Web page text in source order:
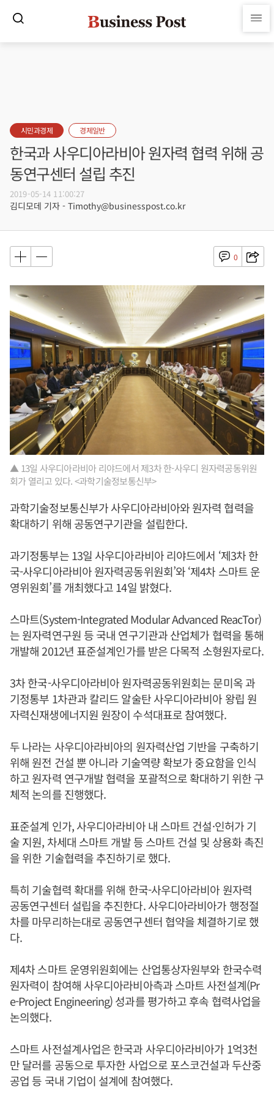
시민과경제 경제일반
한국과 사우디아라비아 원자력 협력 위해 공
동연구센터 설립 추진
2019-05-14 11:00:27
김디모데 기자 - Timothy@businesspost.co.kr
0
▲ 13일 사우디아라비아 리야드에서 제3차 한-사우디 원자력공동위원
회가 열리고 있다. <과학기술정보통신부>
과학기술정보통신부가 사우디아라비아와 원자력 협력을
확대하기 위해 공동연구기관을 설립한다.
과기정통부는 13일 사우디아라비아 리야드에서 ‘제3차 한
국-사우디아라비아 원자력공동위원회’와 ‘제4차 스마트 운
영위원회’를 개최했다고 14일 밝혔다.
스마트(System-Integrated Modular Advanced ReacTor)
는 원자력연구원 등 국내 연구기관과 산업체가 협력을 통해
개발해 2012년 표준설계인가를 받은 다목적 소형원자로다.
3차 한국-사우디아라비아 원자력공동위원회는 문미옥 과
기정통부 1차관과 칼리드 알술탄 사우디아라비아 왕립 원
자력신재생에너지원 원장이 수석대표로 참여했다.
두 나라는 사우디아라비아의 원자력산업 기반을 구축하기
위해 원전 건설 뿐 아니라 기술역량 확보가 중요함을 인식
하고 원자력 연구개발 협력을 포괄적으로 확대하기 위한 구
체적 논의를 진행했다.
표준설계 인가, 사우디아라비아 내 스마트 건설·인허가 기
술 지원, 차세대 스마트 개발 등 스마트 건설 및 상용화 촉진
을 위한 기술협력을 추진하기로 했다.
특히 기술협력 확대를 위해 한국-사우디아라비아 원자력
공동연구센터 설립을 추진한다. 사우디아라비아가 행정절
차를 마무리하는대로 공동연구센터 협약을 체결하기로 했
다.
제4차 스마트 운영위원회에는 산업통상자원부와 한국수력
원자력이 참여해 사우디아라비아측과 스마트 사전설계(Pr
e-Project Engineering) 성과를 평가하고 후속 협력사업을
논의했다.
스마트 사전설계사업은 한국과 사우디아라비아가 1억3천
만 달러를 공동으로 투자한 사업으로 포스코건설과 두산중
공업 등 국내 기업이 설계에 참여했다.